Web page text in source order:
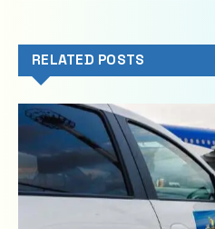
RELATED POSTS